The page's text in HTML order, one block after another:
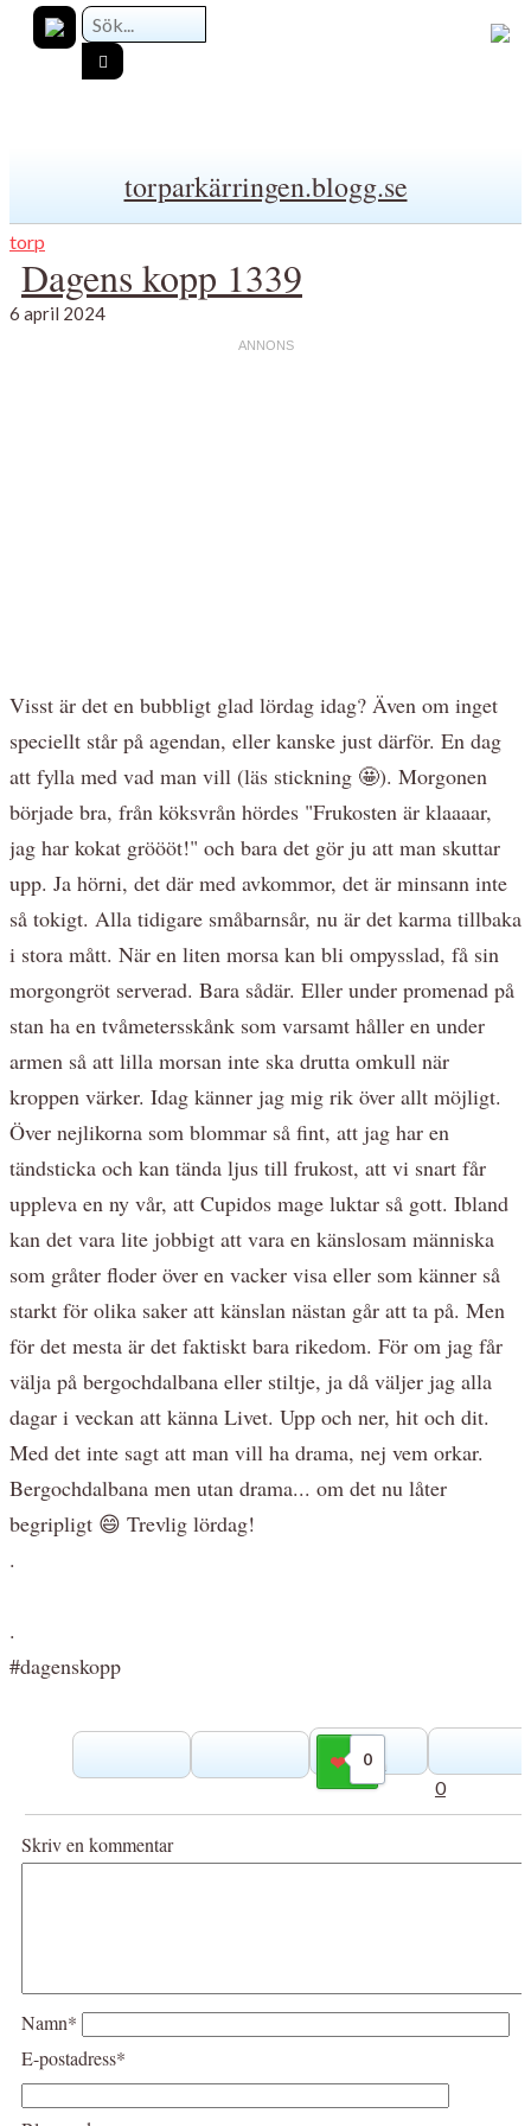
torparkärringen.blogg.se
torp
Dagens kopp 1339
6 april 2024
Visst är det en bubbligt glad lördag idag? Även om inget
speciellt står på agendan, eller kanske just därför. En dag
att fylla med vad man vill (läs stickning 🤩). Morgonen
började bra, från köksvrån hördes "Frukosten är klaaaar,
jag har kokat gröööt!" och bara det gör ju att man skuttar
upp. Ja hörni, det där med avkommor, det är minsann inte
så tokigt. Alla tidigare småbarnsår, nu är det karma tillbaka
i stora mått. När en liten morsa kan bli ompysslad, få sin
morgongröt serverad. Bara sådär. Eller under promenad på
stan ha en tvåmetersskånk som varsamt håller en under
armen så att lilla morsan inte ska drutta omkull när
kroppen värker. Idag känner jag mig rik över allt möjligt.
Över nejlikorna som blommar så fint, att jag har en
tändsticka och kan tända ljus till frukost, att vi snart får
uppleva en ny vår, att Cupidos mage luktar så gott. Ibland
kan det vara lite jobbigt att vara en känslosam människa
som gråter floder över en vacker visa eller som känner så
starkt för olika saker att känslan nästan går att ta på. Men
för det mesta är det faktiskt bara rikedom. För om jag får
välja på bergochdalbana eller stiltje, ja då väljer jag alla
dagar i veckan att känna Livet. Upp och ner, hit och dit.
Med det inte sagt att man vill ha drama, nej vem orkar.
Bergochdalbana men utan drama... om det nu låter
begripligt 😄 Trevlig lördag!
.
.
#dagenskopp
0
Gilla
0
Skriv en kommentar
Namn*
E-postadress*